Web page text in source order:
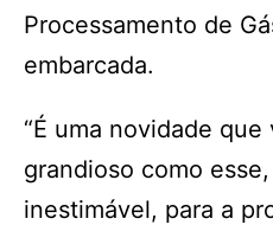
Processamento de
embarcada.
“É uma novidade
grandioso como
inestimável, para a